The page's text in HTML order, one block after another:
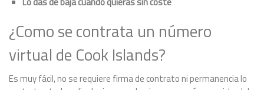
¿Como se contrata un número
virtual de Cook Islands?
Es muy fácil, no se requiere firma de contrato ni permanencia lo